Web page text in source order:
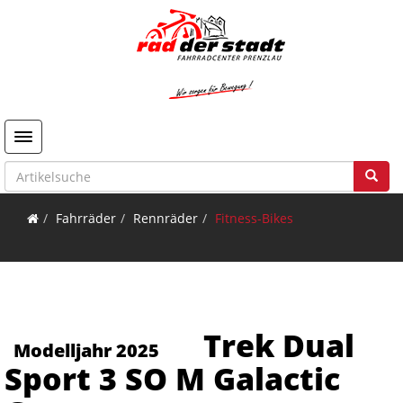
Toggle navigation
Fahrräder Rennräder Fitness-Bikes
Modelljahr 2025
Trek Dual
Sport 3 SO M Galactic